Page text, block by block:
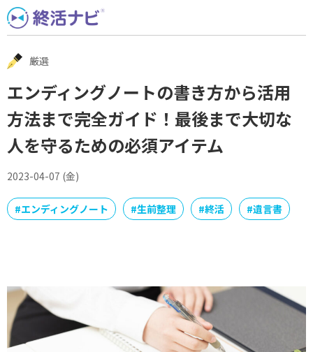
Skip
to
content
厳選
エンディングノートの書き方から活用
方法まで完全ガイド！最後まで大切な
人を守るための必須アイテム
2023-04-07 (金)
#エンディングノート #生前整理 #終活 #遺言書